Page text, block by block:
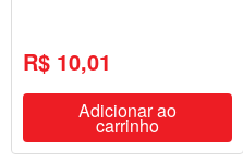
R$ 10,01
Adicionar ao
carrinho